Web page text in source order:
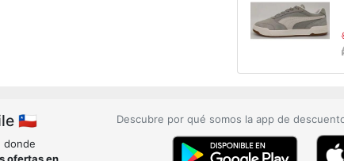
🇨🇱
donde
Descubre por qué somos la app de